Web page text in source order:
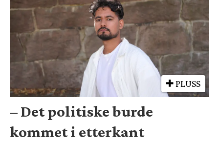
PLUSS
– Det politiske burde
kommet i etterkant